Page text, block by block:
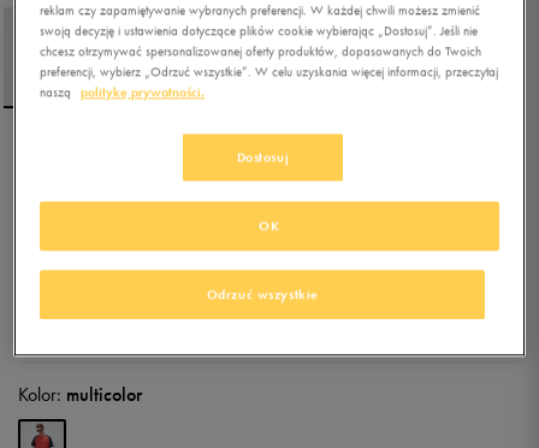
59,99złz Vat
+ 300 PKT WKLUBIE 50 STYLE
Kolor: multicolor
reklam czy zapamiętywanie wybranych preferencji. W każdej chwili możesz zmienić
swoją decyzję i ustawienia dotyczące plików cookie wybierając „Dostosuj”. Jeśli nie
chcesz otrzymywać spersonalizowanej oferty produktów, dopasowanych do Twoich
preferencji, wybierz „Odrzuć wszystkie”. W celu uzyskania więcej informacji, przeczytaj
naszą
politykę prywatności.
Dostosuj
Odrzuć wszystkie
OK